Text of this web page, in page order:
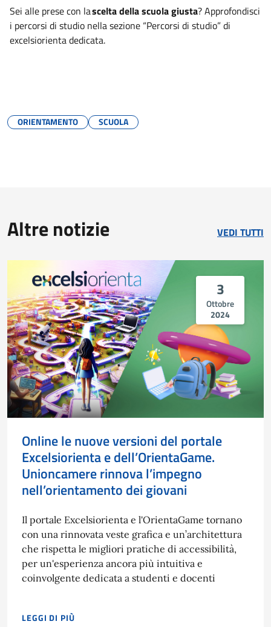
Sei alle prese con lascelta della scuola giusta? Approfondisci
i percorsi di studio nella sezione “Percorsi di studio” di
excelsiorienta dedicata.
ORIENTAMENTO SCUOLA
Altre notizie VEDI TUTTI
3
Ottobre
2024
Online le nuove versioni del portale
Excelsiorienta e dell’OrientaGame.
Unioncamere rinnova l’impegno
nell’orientamento dei giovani
Il portale Excelsiorienta e l'OrientaGame tornano
con una rinnovata veste grafica e un’architettura
che rispetta le migliori pratiche di accessibilità,
per un'esperienza ancora più intuitiva e
coinvolgente dedicata a studenti e docenti
LEGGI DI PIÙ
IL PORTALE EXCELSIORIENTA E L'ORIENTAGAME